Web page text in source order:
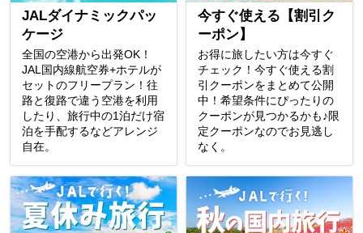
JALダイナミックパッ
ケージ
全国の空港から出発OK！
JAL国内線航空券+ホテルが
セットのフリープラン！往
路と復路で違う空港を利用
したり、旅行中の1泊だけ宿
泊を手配するなどアレンジ
自在。
今すぐ使える【割引ク
ーポン】
お得に旅したい方は今すぐ
チェック！今すぐ使える割
引クーポンをまとめて公開
中！希望条件にぴったりの
クーポンが見つかるかも♪限
定クーポンなのでお見逃し
なく。